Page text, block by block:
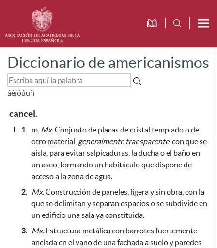
Diccionario de americanismos
áéíóúüñ
cancel.
I. 1. m. Mx.Conjunto de placas de cristal templado o de
otro material, generalmente transparente, con que se
aísla, para evitar salpicaduras , la ducha o el baño en
un aseo, formando un habitáculo que dispone de
acceso a la zona de agua.
2. Mx.Construcción de paneles, ligera y sin obra, con la
que se delimitan y separan espacios o se subdivide en
un edificio una sala ya constituida.
3. Mx. Estructura metálica con barrotes fuertemente
anclada en el vano de una fachada a suelo y paredes